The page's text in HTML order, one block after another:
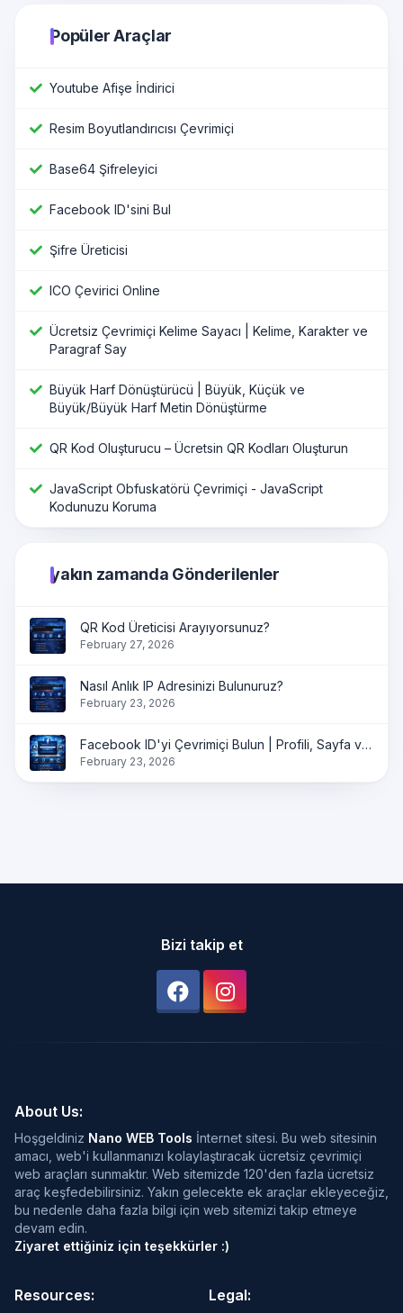
Popüler Araçlar
Youtube Afişe İndirici
Resim Boyutlandırıcısı Çevrimiçi
Base64 Şifreleyici
Facebook ID'sini Bul
Şifre Üreticisi
ICO Çevirici Online
Ücretsiz Çevrimiçi Kelime Sayacı | Kelime, Karakter ve
Paragraf Say
Büyük Harf Dönüştürücü | Büyük, Küçük ve
Büyük/Büyük Harf Metin Dönüştürme
QR Kod Oluşturucu – Ücretsin QR Kodları Oluşturun
JavaScript Obfuskatörü Çevrimiçi - JavaScript
Kodunuzu Koruma
yakın zamanda Gönderilenler
QR Kod Üreticisi Arayıyorsunuz?
February 27, 2026
Nasıl Anlık IP Adresinizi Bulunuruz?
February 23, 2026
Facebook ID'yi Çevrimiçi Bulun | Profili, Sayfa ve Grup ID'yi Anında Alın
February 23, 2026
Bizi takip et
About Us:
Hoşgeldiniz Nano WEB Tools İnternet sitesi. Bu web sitesinin
amacı, web'i kullanmanızı kolaylaştıracak ücretsiz çevrimiçi
web araçları sunmaktır. Web sitemizde 120'den fazla ücretsiz
araç keşfedebilirsiniz. Yakın gelecekte ek araçlar ekleyeceğiz,
bu nedenle daha fazla bilgi için web sitemizi takip etmeye
devam edin.
Ziyaret ettiğiniz için teşekkürler :)
Resources: Legal: